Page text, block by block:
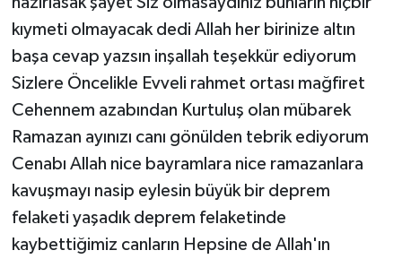
kıymeti olmayacak dedi Allah her birinize altın
başa cevap yazsın inşallah teşekkür ediyorum
Sizlere Öncelikle Evveli rahmet ortası mağfiret
Cehennem azabından Kurtuluş olan mübarek
Ramazan ayınızı canı gönülden tebrik ediyorum
Cenabı Allah nice bayramlara nice ramazanlara
kavuşmayı nasip eylesin büyük bir deprem
felaketi yaşadık deprem felaketinde
kaybettiğimiz canların Hepsine de Allah'ın